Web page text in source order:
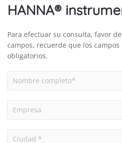
HANNA®
Para efectuar su consulta, favor
campos, recuerde que los
obligatorios.